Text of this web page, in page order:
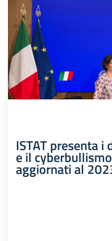
ISTAT presenta
e il
aggiornati al